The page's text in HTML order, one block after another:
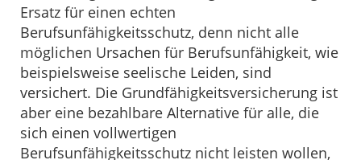
Ersatz für einen echten
Berufsunfähigkeitsschutz, denn nicht alle
möglichen Ursachen für Berufsunfähigkeit, wie
beispielsweise seelische Leiden, sind
versichert. Die Grundfähigkeitsversicherung ist
aber eine bezahlbare Alternative für alle, die
sich einen vollwertigen
Berufsunfähigkeitsschutz nicht leisten wollen,